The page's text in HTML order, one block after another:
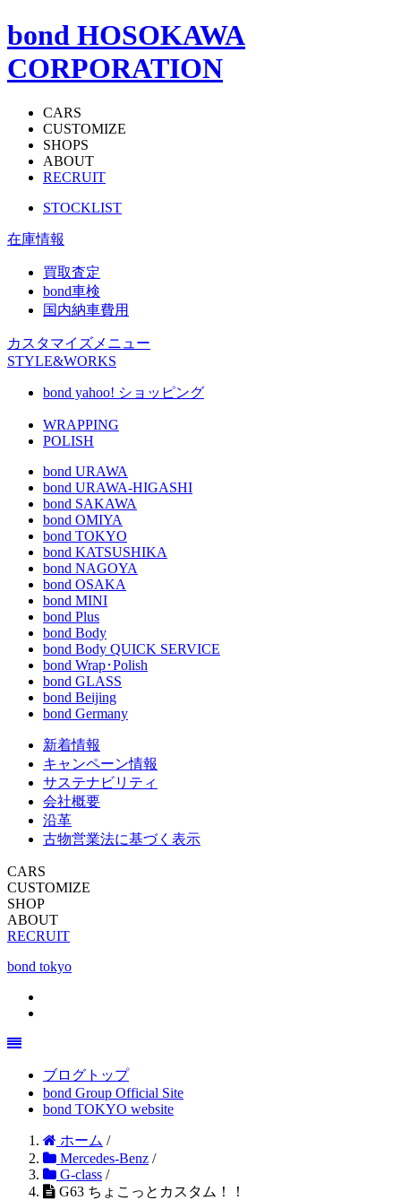
bond HOSOKAWA
CORPORATION
CARS
CUSTOMIZE
SHOPS
ABOUT
RECRUIT
STOCKLIST
在庫情報
買取査定
bond車検
国内納車費用
カスタマイズメニュー
STYLE&WORKS
bond yahoo! ショッピング
WRAPPING
POLISH
bond URAWA
bond URAWA-HIGASHI
bond SAKAWA
bond OMIYA
bond TOKYO
bond KATSUSHIKA
bond NAGOYA
bond OSAKA
bond MINI
bond Plus
bond Body
bond Body QUICK SERVICE
bond Wrap･Polish
bond GLASS
bond Beijing
bond Germany
新着情報
キャンペーン情報
サステナビリティ
会社概要
沿革
古物営業法に基づく表示
CARS
CUSTOMIZE
SHOP
ABOUT
RECRUIT
bond tokyo
ブログトップ
bond Group Official Site
bond TOKYO website
ホーム /
Mercedes-Benz /
G-class /
G63 ちょこっとカスタム！！